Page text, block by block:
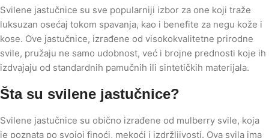
Svilene jastučnice su sve popularniji izbor za one koji traže
luksuzan osećaj tokom spavanja, kao i benefite za negu kože i
kose. Ove jastučnice, izrađene od visokokvalitetne prirodne
svile, pružaju ne samo udobnost, već i brojne prednosti koje ih
izdvajaju od standardnih pamučnih ili sintetičkih materijala.
Šta su svilene jastučnice?
Svilene jastučnice su obično izrađene od mulberry svile, koja
je poznata po svojoj finoći, mekoći i izdržljivosti. Ova svila ima